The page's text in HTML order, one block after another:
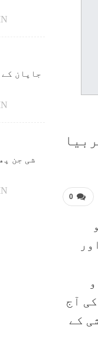
0
آج
کے
جاپان
شی جن